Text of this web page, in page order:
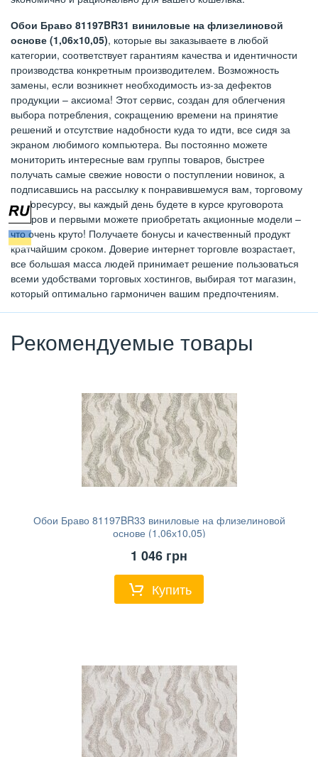
Обои Браво 81197BR31 виниловые на флизелиновой
основе (1,06х10,05), которые вы заказываете в любой
категории, соответствует гарантиям качества и идентичности
производства конкретным производителем. Возможность
замены, если возникнет необходимость из-за дефектов
продукции – аксиома! Этот сервис, создан для облегчения
выбора потребления, сокращению времени на принятие
решений и отсутствие надобности куда то идти, все сидя за
экраном любимого компьютера. Вы постоянно можете
мониторить интересные вам группы товаров, быстрее
получать самые свежие новости о поступлении новинок, а
подписавшись на рассылку к понравившемуся вам, торговому
инфоресурсу, вы каждый день будете в курсе круговорота
товаров и первыми можете приобретать акционные модели –
что очень круто! Получаете бонусы и качественный продукт
кратчайшим сроком. Доверие интернет торговле возрастает,
все большая масса людей принимает решение пользоваться
всеми удобствами торговых хостингов, выбирая тот магазин,
который оптимально гармоничен вашим предпочтениям.
Рекомендуемые товары
Обои Браво 81197BR33 виниловые на флизелиновой
основе (1,06х10,05)
1 046 грн
Купить